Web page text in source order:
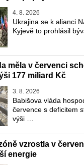
4. 8. 2026
Ukrajina se k alianci
Kyjevě to prohlásil
měla v červenci
177 miliard Kč
3. 8. 2026
Babišova vláda
července s deficitem
výši …
vzrostla v
energie